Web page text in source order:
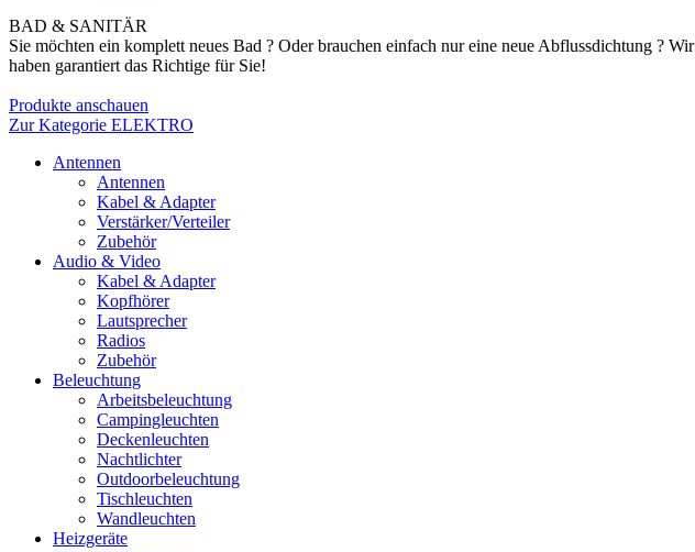
BAD & SANITÄR
Sie möchten ein komplett neues Bad ? Oder brauchen einfach nur eine neue Abflussdichtung ? Wir
haben garantiert das Richtige für Sie!
Produkte anschauen
Zur Kategorie ELEKTRO
Antennen
Antennen
Kabel & Adapter
Verstärker/Verteiler
Zubehör
Audio & Video
Kabel & Adapter
Kopfhörer
Lautsprecher
Radios
Zubehör
Beleuchtung
Arbeitsbeleuchtung
Campingleuchten
Deckenleuchten
Nachtlichter
Outdoorbeleuchtung
Tischleuchten
Wandleuchten
Heizgeräte